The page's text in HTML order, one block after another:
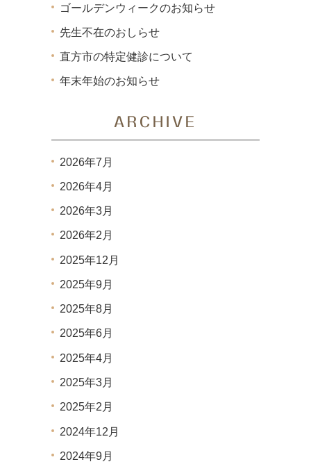
ゴールデンウィークのお知らせ
先生不在のおしらせ
直方市の特定健診について
年末年始のお知らせ
ARCHIVE
2026年7月
2026年4月
2026年3月
2026年2月
2025年12月
2025年9月
2025年8月
2025年6月
2025年4月
2025年3月
2025年2月
2024年12月
2024年9月